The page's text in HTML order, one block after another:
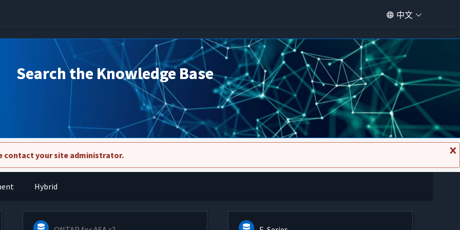
中文
Search the Knowledge Base
关
闭
contact your site administrator.
Hybrid